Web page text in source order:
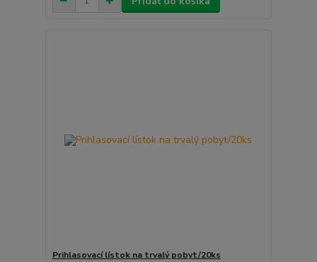
Prihlasovací lístok na trvalý pobyt/20ks